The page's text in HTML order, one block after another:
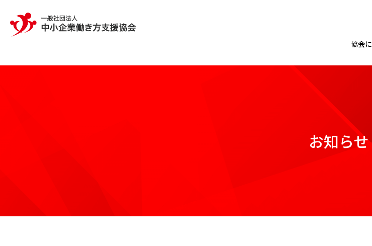
協会に
お知らせ